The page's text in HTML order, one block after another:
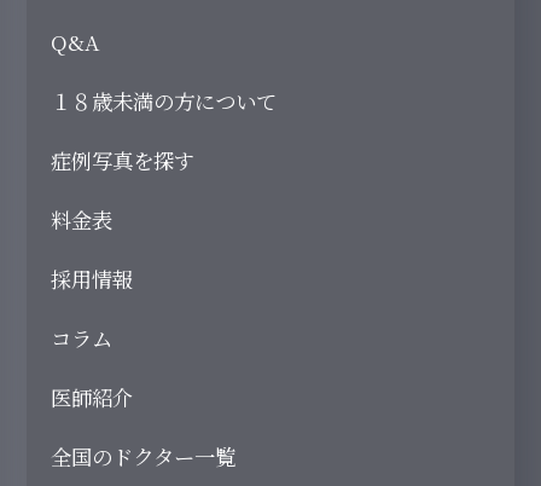
Q&A
１８歳未満の方について
症例写真を探す
料金表
採用情報
コラム
医師紹介
全国のドクター一覧